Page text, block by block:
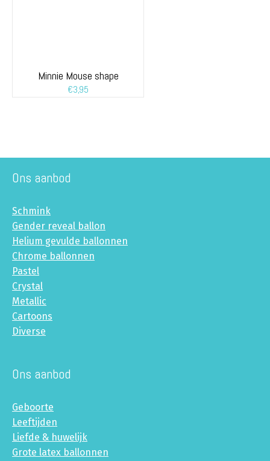
Minnie Mouse shape
€3,95
Ons aanbod
Schmink
Gender reveal ballon
Helium gevulde ballonnen
Chrome ballonnen
Pastel
Crystal
Metallic
Cartoons
Diverse
Ons aanbod
Geboorte
Leeftijden
Liefde & huwelijk
Grote latex ballonnen